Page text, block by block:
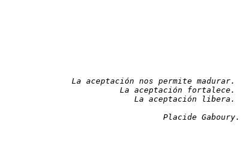
La aceptación nos permite madurar.
La aceptación fortalece.
La aceptación libera.
Placide Gaboury.